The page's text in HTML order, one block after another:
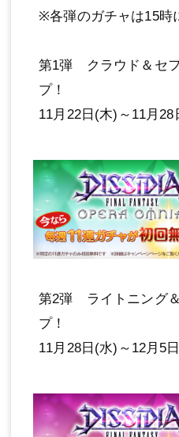
※各弾のガチャは15時
第1弾 クラウド＆セ
プ！
11月22日(木)～11月28
第2弾 ライトニング
プ！
11月28日(水)～12月5